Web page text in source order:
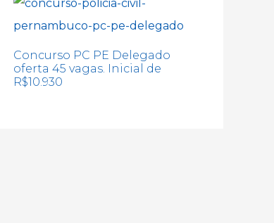
Concurso PC PE Delegado
oferta 45 vagas. Inicial de
R$10.930